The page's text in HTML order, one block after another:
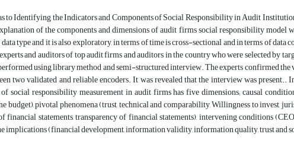
to Identifying the Indicators and Components of Social Responsibility in Audit
of the components and dimensions of audit firms social responsibility model
type and it is also exploratory, in terms of time is cross-sectional and in terms of
and auditors of top audit firms and auditors in the country who were selected by
using library method and semi-structured interview. The experts confirmed
two validated and reliable encoders. It was revealed that the interview was
social responsibility measurement in audit firms has five dimensions; causal
budget), pivotal phenomena (trust, technical and comparability, Willingness to invest,
financial statements, transparency of financial statements), intervening conditions
implications (financial development, information validity, information quality, trust and